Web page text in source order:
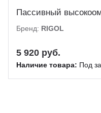
Пассивный
Бренд: RIGOL
5 920 руб.
Наличие товара: Под